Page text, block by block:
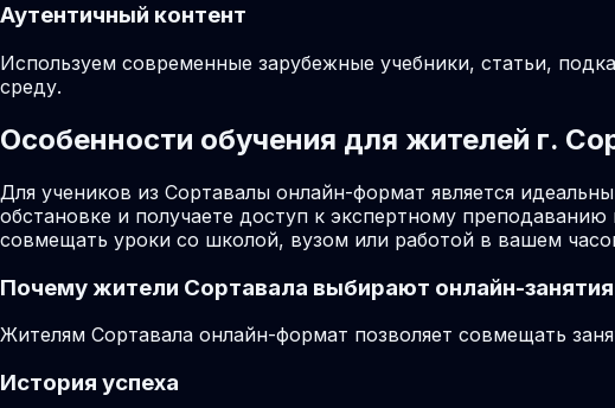
Аутентичный контент
Используем современные зарубежные учебники, статьи,
среду.
Особенности обучения для жителей г.
Для учеников из Сортавалы онлайн-формат является
обстановке и получаете доступ к экспертному
совмещать уроки со школой, вузом или работой в вашем
Почему жители Сортавала выбирают онлайн-занятия
Жителям Сортавала онлайн-формат позволяет совмещать
История успеха